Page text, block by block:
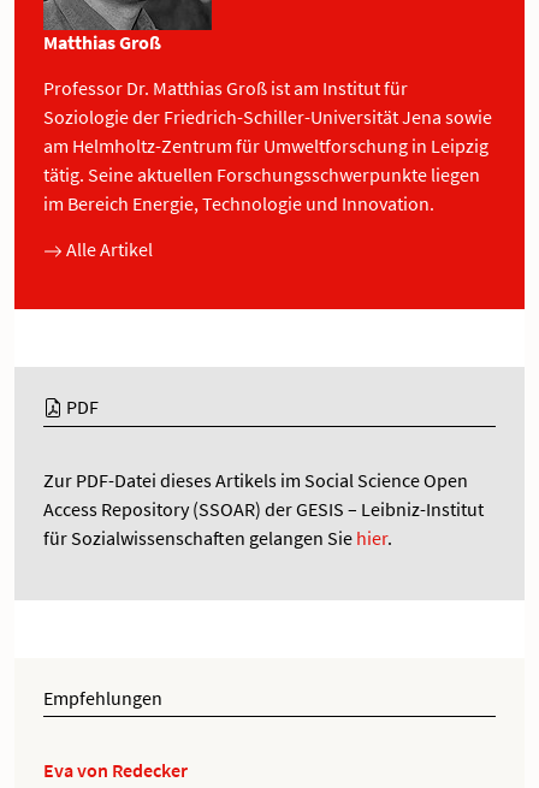
Matthias Groß
Professor Dr. Matthias Groß ist am Institut für
Soziologie der Friedrich-Schiller-Universität Jena sowie
am Helmholtz-Zentrum für Umweltforschung in Leipzig
tätig. Seine aktuellen Forschungsschwerpunkte liegen
im Bereich Energie, Technologie und Innovation.
Alle Artikel
PDF
Zur PDF-Datei dieses Artikels im Social Science Open
Access Repository (SSOAR) der GESIS – Leibniz-Institut
für Sozialwissenschaften gelangen Sie hier.
Empfehlungen
Eva von Redecker